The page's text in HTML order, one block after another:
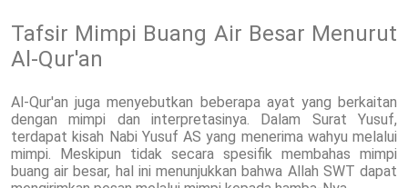
Tafsir Mimpi Buang Air Besar Menurut
Al-Qur'an
Al-Qur'an juga menyebutkan beberapa ayat yang berkaitan
dengan mimpi dan interpretasinya. Dalam Surat Yusuf,
terdapat kisah Nabi Yusuf AS yang menerima wahyu melalui
mimpi. Meskipun tidak secara spesifik membahas mimpi
buang air besar, hal ini menunjukkan bahwa Allah SWT dapat